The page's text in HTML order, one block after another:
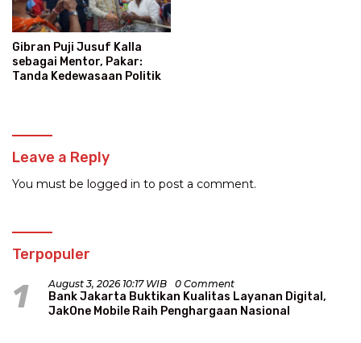
Gibran Puji Jusuf Kalla
sebagai Mentor, Pakar:
Tanda Kedewasaan Politik
Leave a Reply
You must be logged in to post a comment.
Terpopuler
1 August 3, 2026 10:17 WIB 0 Comment
Bank Jakarta Buktikan Kualitas Layanan Digital,
JakOne Mobile Raih Penghargaan Nasional